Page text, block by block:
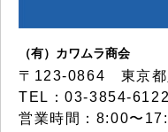
（有）カワムラ商会
〒123-0864 東京都
TEL：03-3854-
営業時間：8:00〜